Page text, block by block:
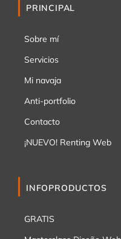
PRINCIPAL
Sobre mí
Servicios
Mi navaja
Anti-portfolio
Contacto
¡NUEVO! Renting Web
INFOPRODUCTOS
GRATIS